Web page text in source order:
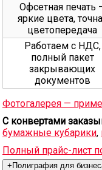
Офсетная печать
яркие цвета,
цветопередача
Работаем с НДС,
полный пакет
закрывающих
документов
Фотогалерея —
С конвертами
бумажные кубарики,
Полный прайс-лист